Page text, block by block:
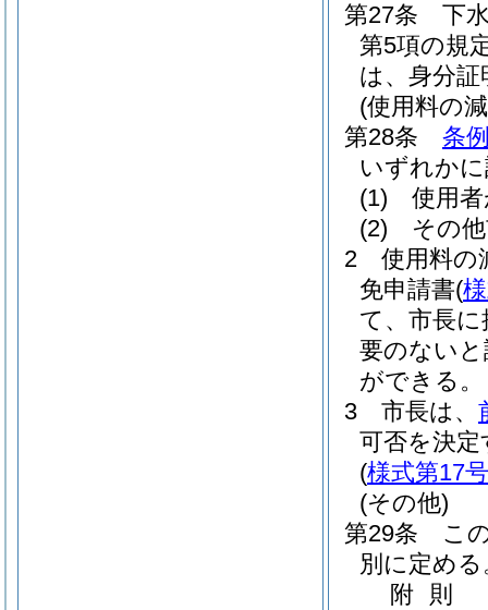
第27条
下
第5項の規
は、身分証
(使用料の
第28条
条
いずれか
(1)
使用
(2)
その
2
使用料の
免申請書(
て、市長
要のない
ができる。
3
市長は、
可否を決
(様式第17号
(その他)
第29条
こ
別に定める
附 則